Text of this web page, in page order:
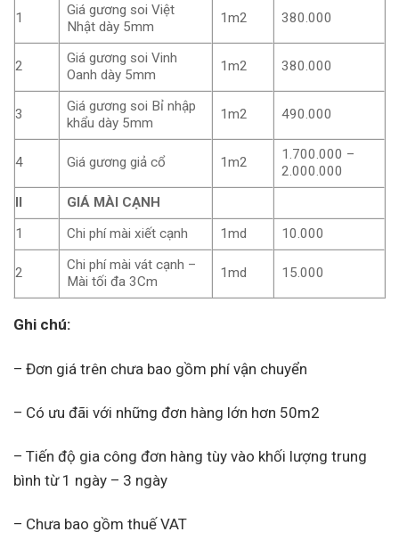
1
Giá gương soi Việt
Nhật dày 5mm
1m2 380.000
2
Giá gương soi Vinh
Oanh dày 5mm
1m2 380.000
3
Giá gương soi Bỉ nhập
khẩu dày 5mm
1m2 490.000
4 Giá gương giả cổ 1m2
1.700.000 –
2.000.000
II
GIÁ MÀI CẠNH
1
Chi phí mài xiết cạnh 1md 10.000
2
Chi phí mài vát cạnh –
Mài tối đa 3Cm
1md 15.000
Ghi chú:
– Đơn giá trên chưa bao gồm phí vận chuyển
– Có ưu đãi với những đơn hàng lớn hơn 50m2
– Tiến độ gia công đơn hàng tùy vào khối lượng trung
bình từ 1 ngày – 3 ngày
– Chưa bao gồm thuế VAT